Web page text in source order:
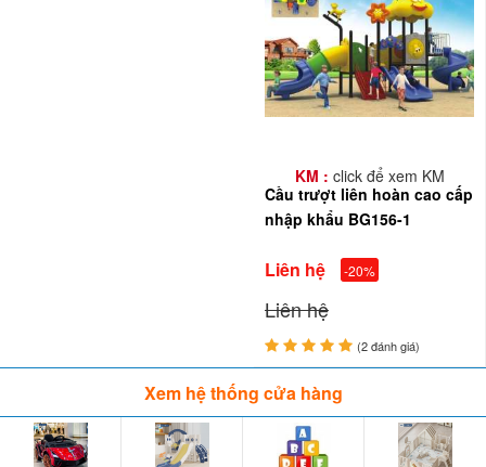
KM : click để xem KM
Cầu trượt liên hoàn cao cấp
nhập khẩu BG156-1
Liên hệ -20%
Liên hệ
(2 đánh giá)
Xem hệ thống cửa hàng